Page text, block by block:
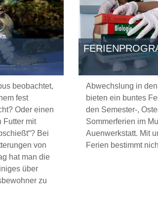
beobachtet,
fest
Oder einen
Futter mit
Bei
von
hat man die
über
zu
Abwechslung in
bieten ein buntes
den Semester-,
Sommerferien im
Auenwerkstatt. Mit
Ferien bestimmt